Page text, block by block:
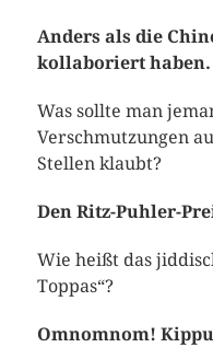
Anders als die
kollaboriert haben.
Was sollte man
Verschmutzungen
Stellen klaubt?
Den Ritz-Puhler-
Wie heißt das
Toppas“?
Omnomnom!